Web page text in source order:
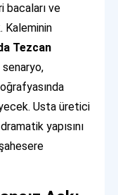
bacaları ve
Kaleminin
Tezcan
senaryo,
Usta üretici
yapısını